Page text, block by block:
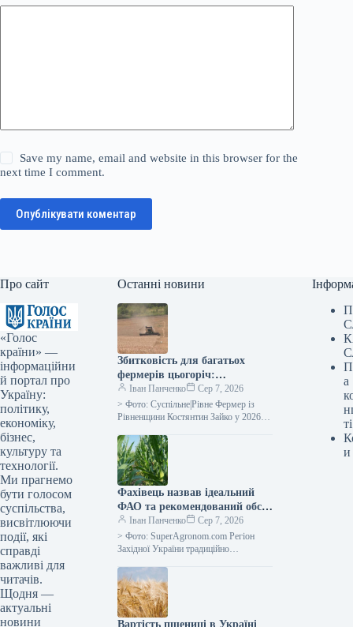
Save my name, email and website in this browser for the
next time I comment.
Опублікувати коментар
Про сайт
«Голос
країни» —
інформаційни
й портал про
Україну:
політику,
економіку,
бізнес,
культуру та
технології.
Ми прагнемо
бути голосом
суспільства,
висвітлюючи
події, які
справді
важливі для
читачів.
Щодня —
актуальні
новини
Останні новини
Збитковість для багатьох
фермерів цьогоріч:
рівненський аграрій про ціни
на зерно —
SuperAgronom.com
Іван Панченко
Сер 7, 2026
> Фото: Суспільне|Рівне Фермер із
Рівненщини Костянтин Зайко у 2026
рівні 5 т/га. Це приблизно…
Фахівець назвав ідеальний
ФАО та рекомендований обсяг
посіву кукурудзи на силос для
західного регіону України —
SuperAgronom.com
Іван Панченко
Сер 7, 2026
> Фото: SuperAgronom.com Регіон
Західної України традиційно
достатньою кількістю опадів, що
сприяло його вважати зоною з…
Вартість пшениці в Україні
а
ті
и